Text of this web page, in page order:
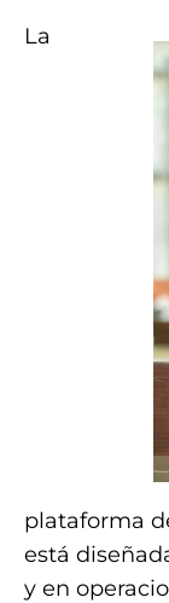
La
plataforma
está
y en